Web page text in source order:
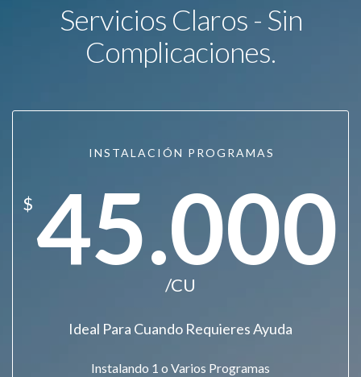
Servicios Claros - Sin
Complicaciones.
INSTALACIÓN PROGRAMAS
$45.000
/CU
Ideal Para Cuando Requieres Ayuda
Instalando 1 o Varios Programas